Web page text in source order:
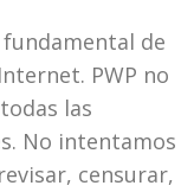
de
PWP no
las
No intentamos
censurar,